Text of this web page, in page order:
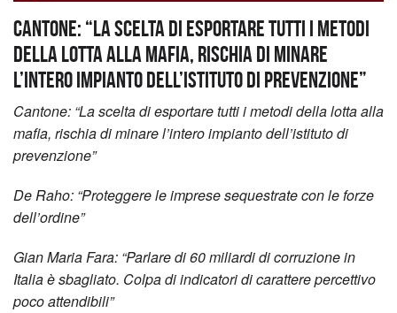
Cantone: “La scelta di esportare tutti i metodi
della lotta alla mafia, rischia di minare
l’intero impianto dell’istituto di prevenzione”
Cantone: “La scelta di esportare tutti i metodi della lotta alla
mafia, rischia di minare l’intero impianto dell’istituto di
prevenzione”
De Raho: “Proteggere le imprese sequestrate con le forze
dell’ordine”
Gian Maria Fara: “Parlare di 60 miliardi di corruzione in
Italia è sbagliato. Colpa di indicatori di carattere percettivo
poco attendibili”